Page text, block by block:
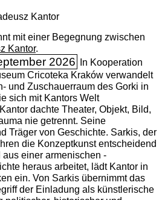
Kantor
mit einer Begegnung zwischen
Kantor.
2026
In Kooperation
Cricoteka Kraków verwandelt
und Zuschauerraum des Gorki in
sich mit Kantors Welt
dachte Theater, Objekt, Bild,
nie getrennt. Seine
Träger von Geschichte. Sarkis, der
die Konzeptkunst entscheidend
aus einer armenischen
heraus arbeitet, lädt Kantor in
ein. Von Sarkis übernimmt das
der Einladung als künstlerische